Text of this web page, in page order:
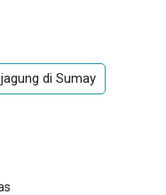
di Sumay